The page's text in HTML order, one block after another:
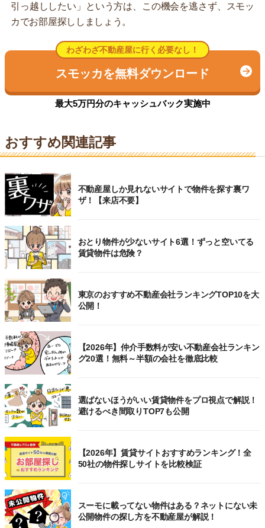
引っ越ししたい」という方は、この機会を逃さず、スモッ
カでお部屋探ししましょう。
わざわざ不動産屋に行く必要なし！
スモッカを無料ダウンロード
最大5万円分のキャッシュバック実施中
おすすめ関連記事
不動産屋しか見れないサイトで物件を探す裏ワ
ザ！【来店不要】
おとり物件が少ないサイト6選！ずっと空いてる
賃貸物件は危険？
東京のおすすめ不動産会社ランキングTOP10を大
公開！
【2026年】仲介手数料が安い不動産会社ランキン
グ20選！無料～半額の会社を徹底比較
選ばないほうがいい賃貸物件をプロ視点で解説！
避けるべき間取りTOP7も公開
【2026年】賃貸サイトおすすめランキング！全
50社の物件探しサイトを比較検証
スーモに載ってない物件はある？ネットにない未
公開物件の探し方を不動産屋が解説！